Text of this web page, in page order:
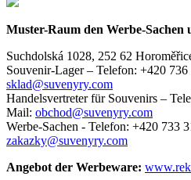
Muster-Raum den Werbe-Sachen
Suchdolská 1028, 252 62
Souvenir-Lager – Telefon: +420 736
sklad@suvenyry.com
Handelsvertreter für Souvenirs –
Mail: obchod@suvenyry.com
Werbe-Sachen - Telefon: +420 733
zakazky@suvenyry.com
Angebot der Werbeware: